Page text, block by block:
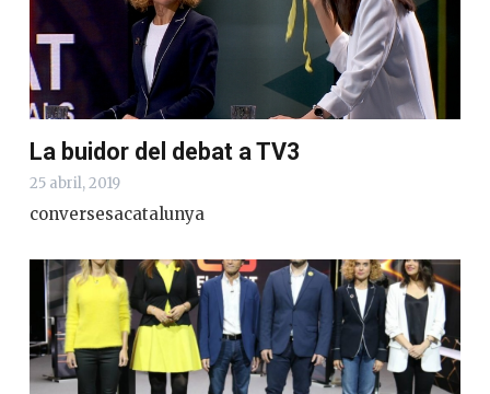
La buidor del debat a TV3
25 abril, 2019
conversesacatalunya